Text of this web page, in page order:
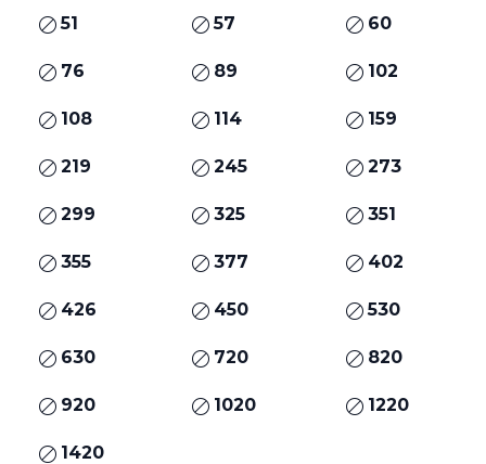
51 57 60
76 89 102
108 114 159
219 245 273
299 325 351
355 377 402
426 450 530
630 720 820
920 1020 1220
1420